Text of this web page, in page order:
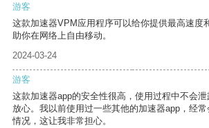
游客
这款加速器VPM应用程序可以给你提供最高速度
助你在网络上自由移动。
2024-03-24
游客
这款加速器app的安全性很高，使用过程中不会
放心。我以前使用过一些其他的加速器app，经
情况，这让我非常担心。